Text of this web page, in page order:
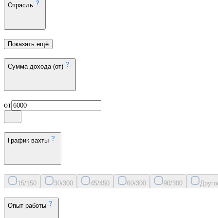
Отрасль
Показать ещё
Сумма дохода (от)
от
График вахты
15/150 30/300 45/450 60/300 90/300
Опыт работы